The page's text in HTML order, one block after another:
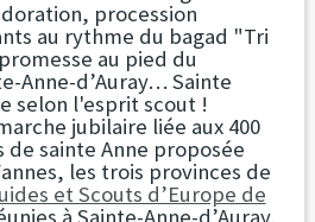
procession
au rythme du bagad "Tri
au pied du
Anne-d’Auray… Sainte
selon l'esprit scout !
jubilaire liée aux 400
de sainte Anne proposée
les trois provinces de
et Scouts d’Europe de
à Sainte-Anne-d’Auray.